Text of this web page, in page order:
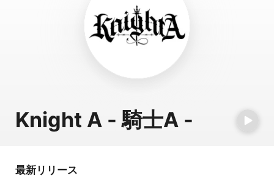
Apple Musicをインストール
Knight A - 騎士A -
最新リリース